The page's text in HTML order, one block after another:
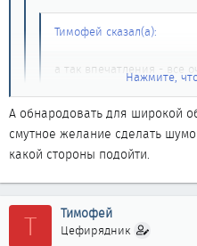
Тимофей сказал(а):
а так впечатления - все
ставиться назад, просто
Нажмите,
а шумоизоляцией не
хочу сам попробовать,
есть или минимальное
используемых, то с меня
Нажмите,
короче нашел я мануал в
почте что указана на данном
набирайся опыта)))
Нажмите,
А обнародовать для широкой
смутное желание сделать
какой стороны подойти.
Т Тимофей
Цефирядник